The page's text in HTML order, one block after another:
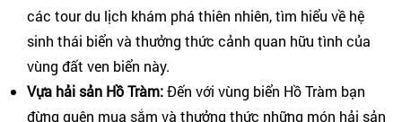
các tour du lịch khám phá thiên nhiên, tìm hiểu về hệ
sinh thái biển và thưởng thức cảnh quan hữu tình của
vùng đất ven biển này.
Vựa hải sản Hồ Tràm:Đến với vùng biển Hồ Tràm bạn
đừng quên mua sắm và thưởng thức những món hải sản